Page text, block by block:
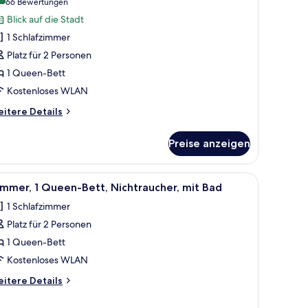
(66
Bewertungen)
Blick auf die Stadt
1 Schlafzimmer
Platz für 2 Personen
1 Queen-Bett
Kostenloses WLAN
Details
Preise anzeigen
mit Bad | Zimmersafe, Schreibtisch, laptopgeeigneter Arbeitsplatz
Zimmersafe, Schreibtisch, laptopgeeigneter
3 1 Queen-Bett, Nichtraucher, mit Bad
1 Schlafzimmer
Platz für 2 Personen
1 Queen-Bett
Kostenloses WLAN
Details